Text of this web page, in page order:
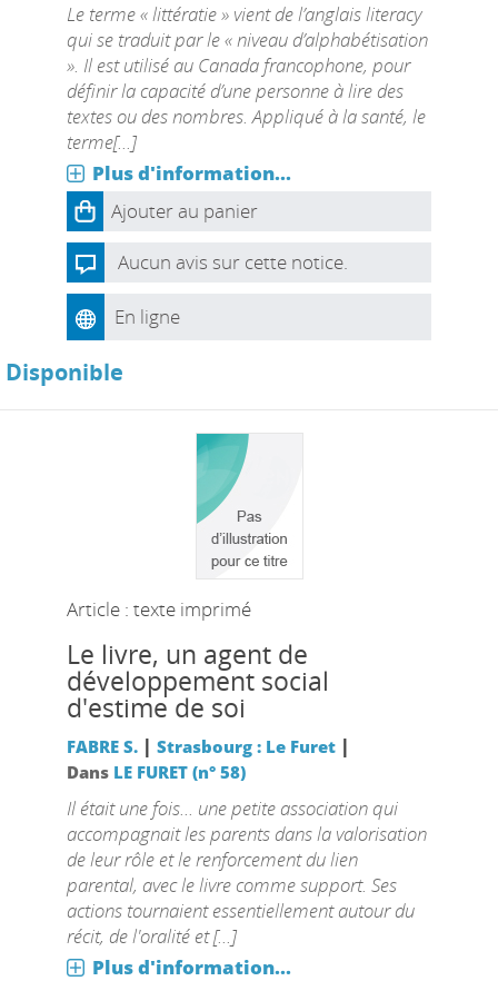
Le terme « littératie » vient de l’anglais literacy
qui se traduit par le « niveau d’alphabétisation
». Il est utilisé au Canada francophone, pour
définir la capacité d’une personne à lire des
textes ou des nombres. Appliqué à la santé, le
terme[...]
Plus d'information...
Ajouter au panier
Aucun avis sur cette notice.
En ligne
Disponible
Article : texte imprimé
Le livre, un agent de
développement social
d'estime de soi
FABRE S. | Strasbourg : Le Furet|
Dans LE FURET (n° 58)
Il était une fois... une petite association qui
accompagnait les parents dans la valorisation
de leur rôle et le renforcement du lien
parental, avec le livre comme support. Ses
actions tournaient essentiellement autour du
récit, de l'oralité et [...]
Plus d'information...